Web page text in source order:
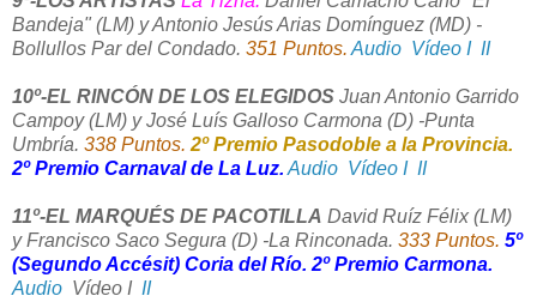
Bandeja" (LM) y Antonio Jesús Arias Domínguez (MD) -
Bollullos Par del Condado. 351 Puntos. Audio Vídeo I II
10º-EL RINCÓN DE LOS ELEGIDOS Juan Antonio Garrido
Campoy (LM) y José Luís Galloso Carmona (D) -Punta
Umbría. 338 Puntos. 2º Premio Pasodoble a la Provincia.
2º Premio Carnaval de La Luz. Audio Vídeo I II
11º-EL MARQUÉS DE PACOTILLA David Ruíz Félix (LM)
y Francisco Saco Segura (D) -La Rinconada. 333 Puntos. 5º
(Segundo Accésit) Coria del Río. 2º Premio Carmona.
Audio Vídeo I II